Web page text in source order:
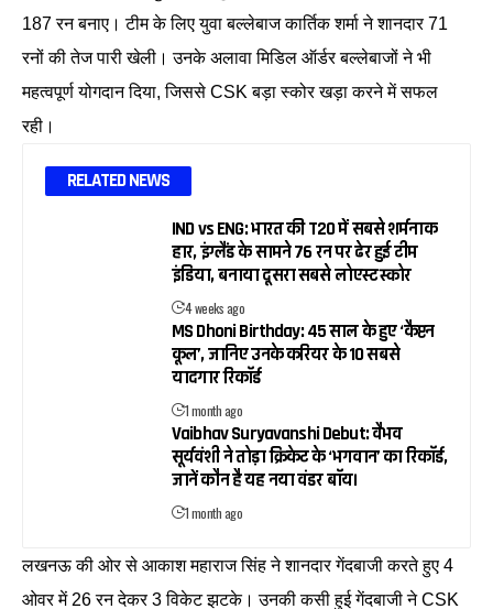
187 रन बनाए। टीम के लिए युवा बल्लेबाज कार्तिक शर्मा ने शानदार 71
रनों की तेज पारी खेली। उनके अलावा मिडिल ऑर्डर बल्लेबाजों ने भी
महत्वपूर्ण योगदान दिया, जिससे CSK बड़ा स्कोर खड़ा करने में सफल
रही।
RELATED NEWS
IND vs ENG: भारत की T20 में सबसे शर्मनाक
हार, इंग्लैंड के सामने 76 रन पर ढेर हुई टीम
इंडिया, बनाया दूसरा सबसे लोएस्ट स्कोर
4 weeks ago
MS Dhoni Birthday: 45 साल के हुए ‘कैप्टन
कूल’, जानिए उनके करियर के 10 सबसे
यादगार रिकॉर्ड
1 month ago
Vaibhav Suryavanshi Debut: वैभव
सूर्यवंशी ने तोड़ा क्रिकेट के ‘भगवान’ का रिकॉर्ड,
जानें कौन है यह नया वंडर बॉय।
1 month ago
लखनऊ की ओर से आकाश महाराज सिंह ने शानदार गेंदबाजी करते हुए 4
ओवर में 26 रन देकर 3 विकेट झटके। उनकी कसी हुई गेंदबाजी ने CSK